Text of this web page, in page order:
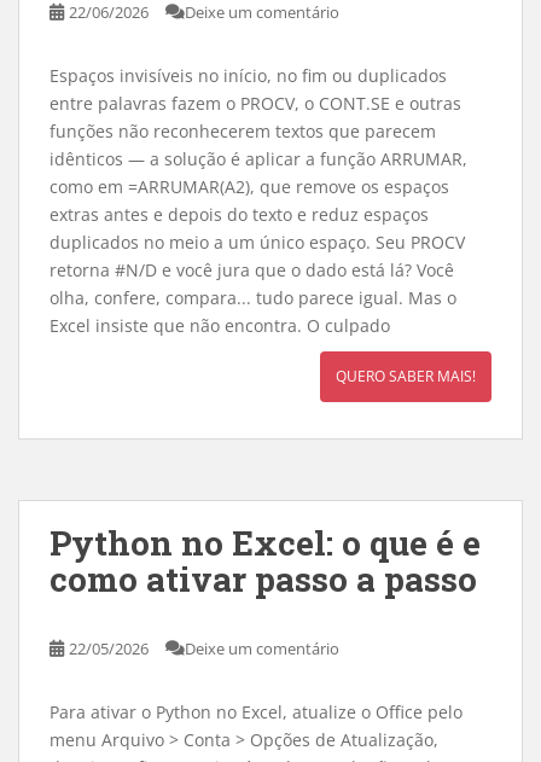
22/06/2026 Deixe um comentário
Espaços invisíveis no início, no fim ou duplicados
entre palavras fazem o PROCV, o CONT.SE e outras
funções não reconhecerem textos que parecem
idênticos — a solução é aplicar a função ARRUMAR,
como em =ARRUMAR(A2), que remove os espaços
extras antes e depois do texto e reduz espaços
duplicados no meio a um único espaço. Seu PROCV
retorna #N/D e você jura que o dado está lá? Você
olha, confere, compara... tudo parece igual. Mas o
Excel insiste que não encontra. O culpado
QUERO SABER MAIS!
Python no Excel: o que é e
como ativar passo a passo
22/05/2026 Deixe um comentário
Para ativar o Python no Excel, atualize o Office pelo
menu Arquivo > Conta > Opções de Atualização,